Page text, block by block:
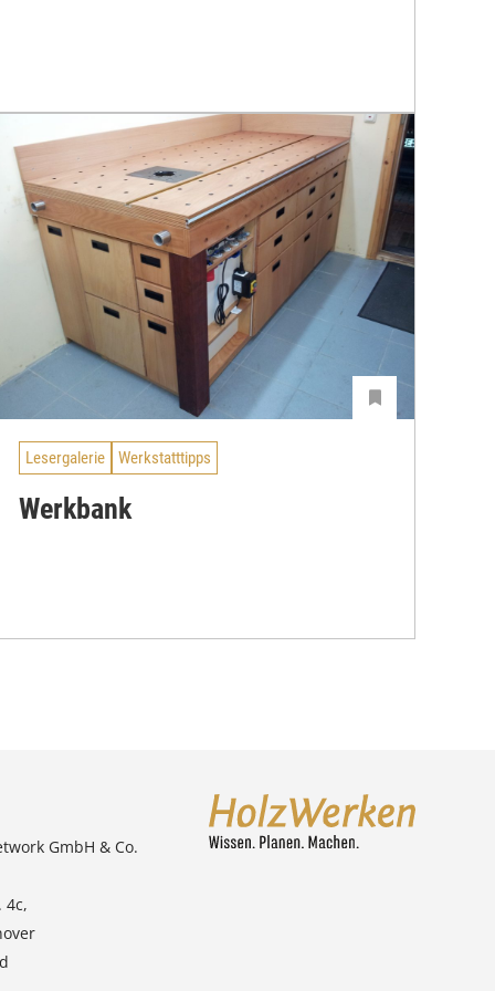
Lesergalerie Werkstatttipps
Werkbank
GmbH & Co.
4c,